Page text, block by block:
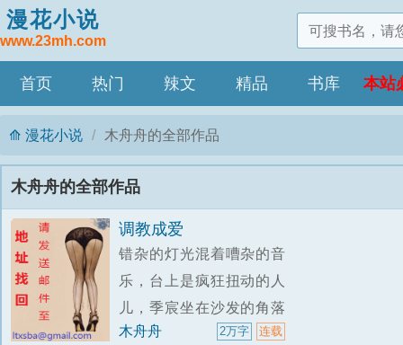
漫花小说
www.23mh.com
首页 热门 辣文 精品 书库 本站
漫花小说 木舟舟的全部作品
木舟舟的全部作品
调教成爱
错杂的灯光混着嘈杂的音
乐，台上是疯狂扭动的人
儿，季宸坐在沙发的角落
里端着酒杯揉了揉眉，有
木舟舟 连载
2万字